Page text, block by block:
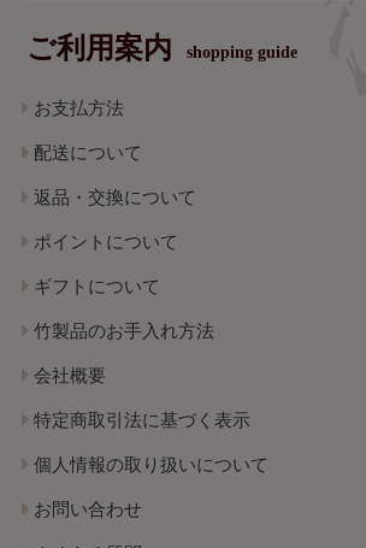
ご利用案内 shopping guide
お支払方法
配送について
返品・交換について
ポイントについて
ギフトについて
竹製品のお手入れ方法
会社概要
特定商取引法に基づく表示
個人情報の取り扱いについて
お問い合わせ